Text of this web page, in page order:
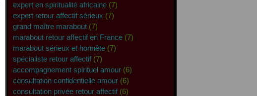
expert en spiritualité africaine (7)
expert retour affectif sérieux (7)
grand maître marabout (7)
marabout retour affectif en France (7)
marabout sérieux et honnête (7)
spécialiste retour affectif (7)
accompagnement spirituel amour (6)
consultation confidentielle amour (6)
consultation privée retour affectif (6)